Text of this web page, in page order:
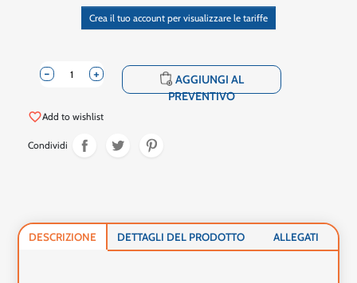
Crea il tuo account per visualizzare le tariffe
+
- shopping_cart AGGIUNGI AL
PREVENTIVO
favorite_borderAdd to wishlist
Condividi
DESCRIZIONE DETTAGLI DEL PRODOTTO ALLEGATI